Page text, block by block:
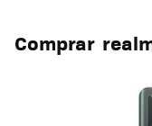
Comprar